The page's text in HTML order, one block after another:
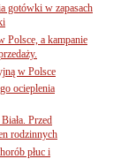
gotówki w zapasach
Polsce, a kampanie
w Polsce
ocieplenia
Przed
rodzinnych
płuc i